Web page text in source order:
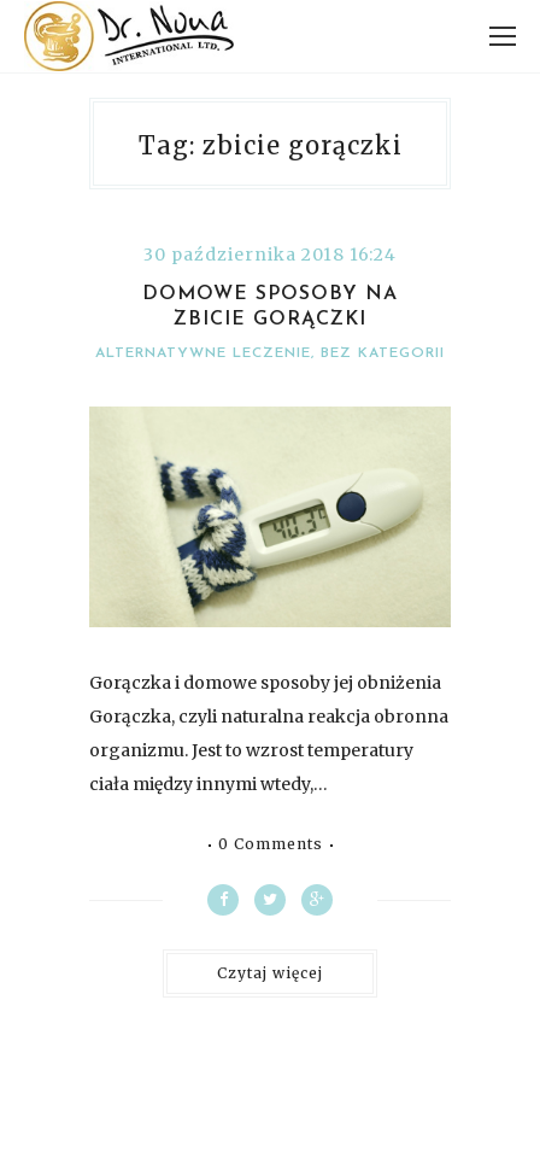
Tag: zbicie gorączki
30 października 2018 16:24
DOMOWE SPOSOBY NA
ZBICIE GORĄCZKI
ALTERNATYWNE LECZENIE, BEZ KATEGORII
Gorączka i domowe sposoby jej obniżenia
Gorączka, czyli naturalna reakcja obronna
organizmu. Jest to wzrost temperatury
ciała między innymi wtedy,…
0 Comments
Czytaj więcej